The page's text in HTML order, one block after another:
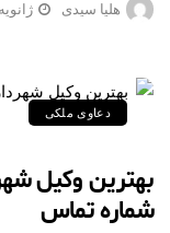
هلیا سیدی ژانویه 22, 2024
دعاوی ملکی
بهترین وکیل
شماره تماس